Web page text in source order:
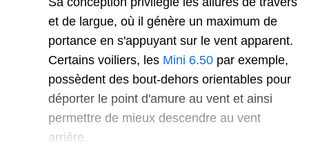
et de largue, où il génère un maximum de
portance en s'appuyant sur le vent apparent.
Certains voiliers, les Mini 6.50 par exemple,
possèdent des bout-dehors orientables pour
déporter le point d'amure au vent et ainsi
permettre de mieux descendre au vent
arrière.